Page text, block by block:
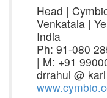
Head |
Venkatala |
India
Ph: 91-080
| M: +91
drrahul @